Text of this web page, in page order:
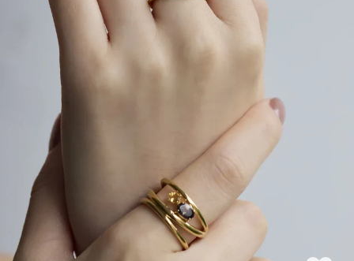
ブランド
カテゴリー
カラー
誕生石